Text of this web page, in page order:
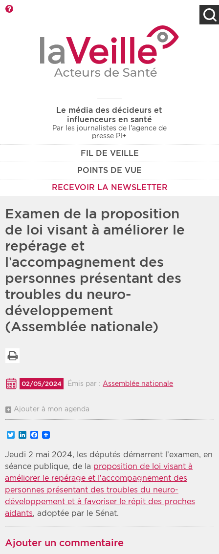
Le média des décideurs et
influenceurs en santé
Par les journalistes de l'agence de
presse PI+
FIL DE VEILLE
POINTS DE VUE
RECEVOIR LA NEWSLETTER
Rendez-vous des 7
prochains jours
Recherche par mots clés
Type d'information
Rendez-vous
Protection sociale
Médico-social
Zone géographique
Période
Choisir une date de débutChoisir une date de finChronologique
Inversé
Examen de la proposition
de loi visant à améliorer le
repérage et
l’accompagnement des
personnes présentant des
troubles du neuro-
développement
(Assemblée nationale)
02/05/2024 Émis par : Assemblée nationale
Ajouter à mon agenda
TwitterLinkedInFacebook
Jeudi 2 mai 2024, les députés démarrent l’examen, en
séance publique, de la proposition de loi visant à
améliorer le repérage et l’accompagnement des
personnes présentant des troubles du neuro-
développement et à favoriser le répit des proches
aidants, adoptée par le Sénat.
Ajouter un commentaire